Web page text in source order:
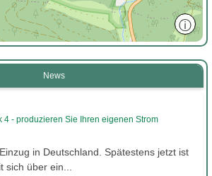
ⓘ
News
4 - produzieren Sie Ihren eigenen Strom
in Deutschland. Spätestens jetzt ist
über ein...